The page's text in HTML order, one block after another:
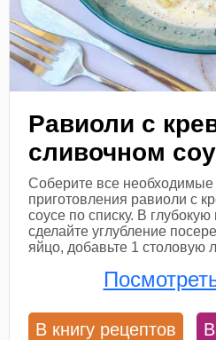
Равиоли с
сливочном
Соберите все необходимые
приготовления равиоли с
соусе по списку. В
сделайте углубление
яйцо, добавьте 1 столовую
В книгу рецептов